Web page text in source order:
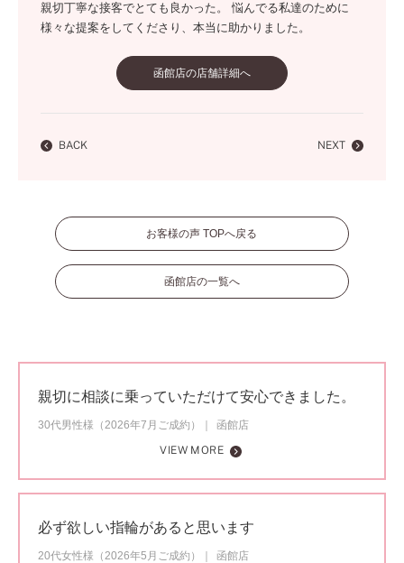
親切丁寧な接客でとても良かった。 悩んでる私達のために
様々な提案をしてくださり、本当に助かりました。
函館店の店舗詳細へ
BACK NEXT
お客様の声 TOPへ戻る
函館店の一覧へ
親切に相談に乗っていただけて安心できました。
30代男性様（2026年7月ご成約）
函館店
VIEW MORE
必ず欲しい指輪があると思います
20代女性様（2026年5月ご成約）
函館店